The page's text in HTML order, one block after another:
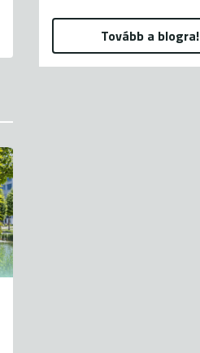
Tovább a blogra!